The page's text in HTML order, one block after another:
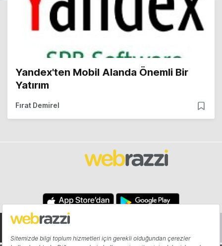
Yandex'ten Mobil Alanda Önemli Bir
Yatırım
Fırat Demirel